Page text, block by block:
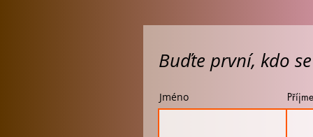
Buďte první, kdo
Jméno